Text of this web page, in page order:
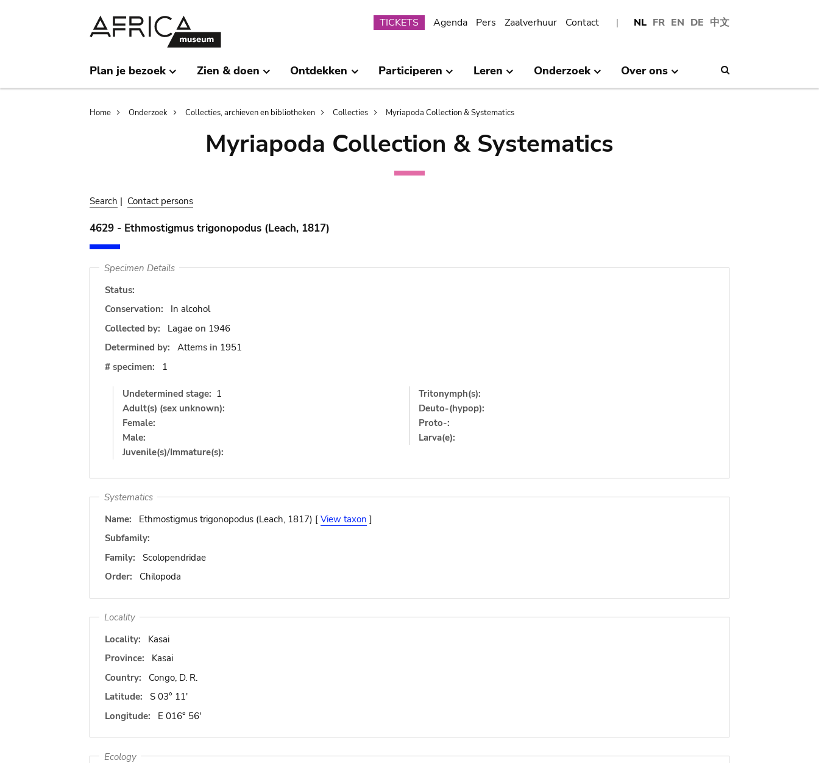
NL FR EN DE 中文
Submenu
TICKETS Agenda Pers Zaalverhuur Contact
Plan je bezoek Zien & doen Ontdekken Participeren Leren Onderzoek Over ons
Breadcrumb
Home Onderzoek Collecties, archieven en bibliotheken Collecties Myriapoda Collection & Systematics
Myriapoda Collection & Systematics
Search | Contact persons
4629 - Ethmostigmus trigonopodus (Leach, 1817)
Specimen Details
Status:
Conservation:
In alcohol
Collected by:
Lagae on 1946
Determined by:
Attems in 1951
# specimen:
1
Undetermined stage: 1
Adult(s) (sex unknown):
Female:
Male:
Juvenile(s)/Immature(s):
Tritonymph(s):
Deuto-(hypop):
Proto-:
Larva(e):
Systematics
Name:
Ethmostigmus trigonopodus (Leach, 1817) [ View taxon ]
Subfamily:
Family:
Scolopendridae
Order:
Chilopoda
Locality
Locality:
Kasai
Province:
Kasai
Country:
Congo, D. R.
Latitude:
S 03° 11'
Longitude:
E 016° 56'
Ecology